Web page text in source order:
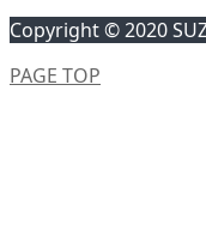
Copyright © 2020
PAGE TOP